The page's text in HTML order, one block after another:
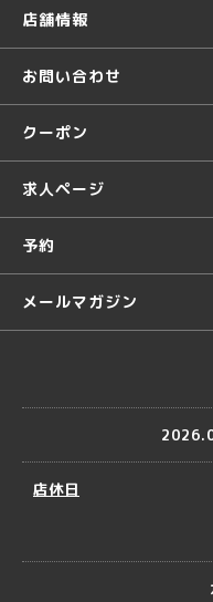
店舗情報
お問い合わせ
クーポン
求人ページ
予約
メールマガジン
店休日